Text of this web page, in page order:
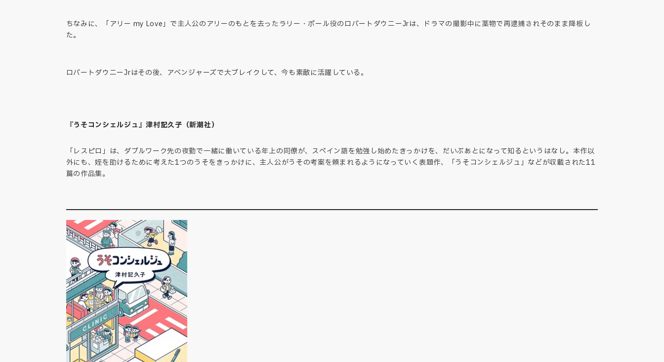
ちなみに、「アリー my Love」で主人公のアリーのもとを去ったラリー・ポール役のロバートダウニーJrは、ドラマの撮影中に薬物で再逮捕されそのまま降板し
た。
ロバートダウニーJrはその後、アベンジャーズで大ブレイクして、今も素敵に活躍している。
『うそコンシェルジュ』津村記久子（新潮社）
「レスピロ」は、ダブルワーク先の夜勤で一緒に働いている年上の同僚が、スペイン語を勉強し始めたきっかけを、だいぶあとになって知るというはなし。本作以
外にも、姪を助けるために考えた1つのうそをきっかけに、主人公がうその考案を頼まれるようになっていく表題作、「うそコンシェルジュ」などが収載された11
篇の作品集。